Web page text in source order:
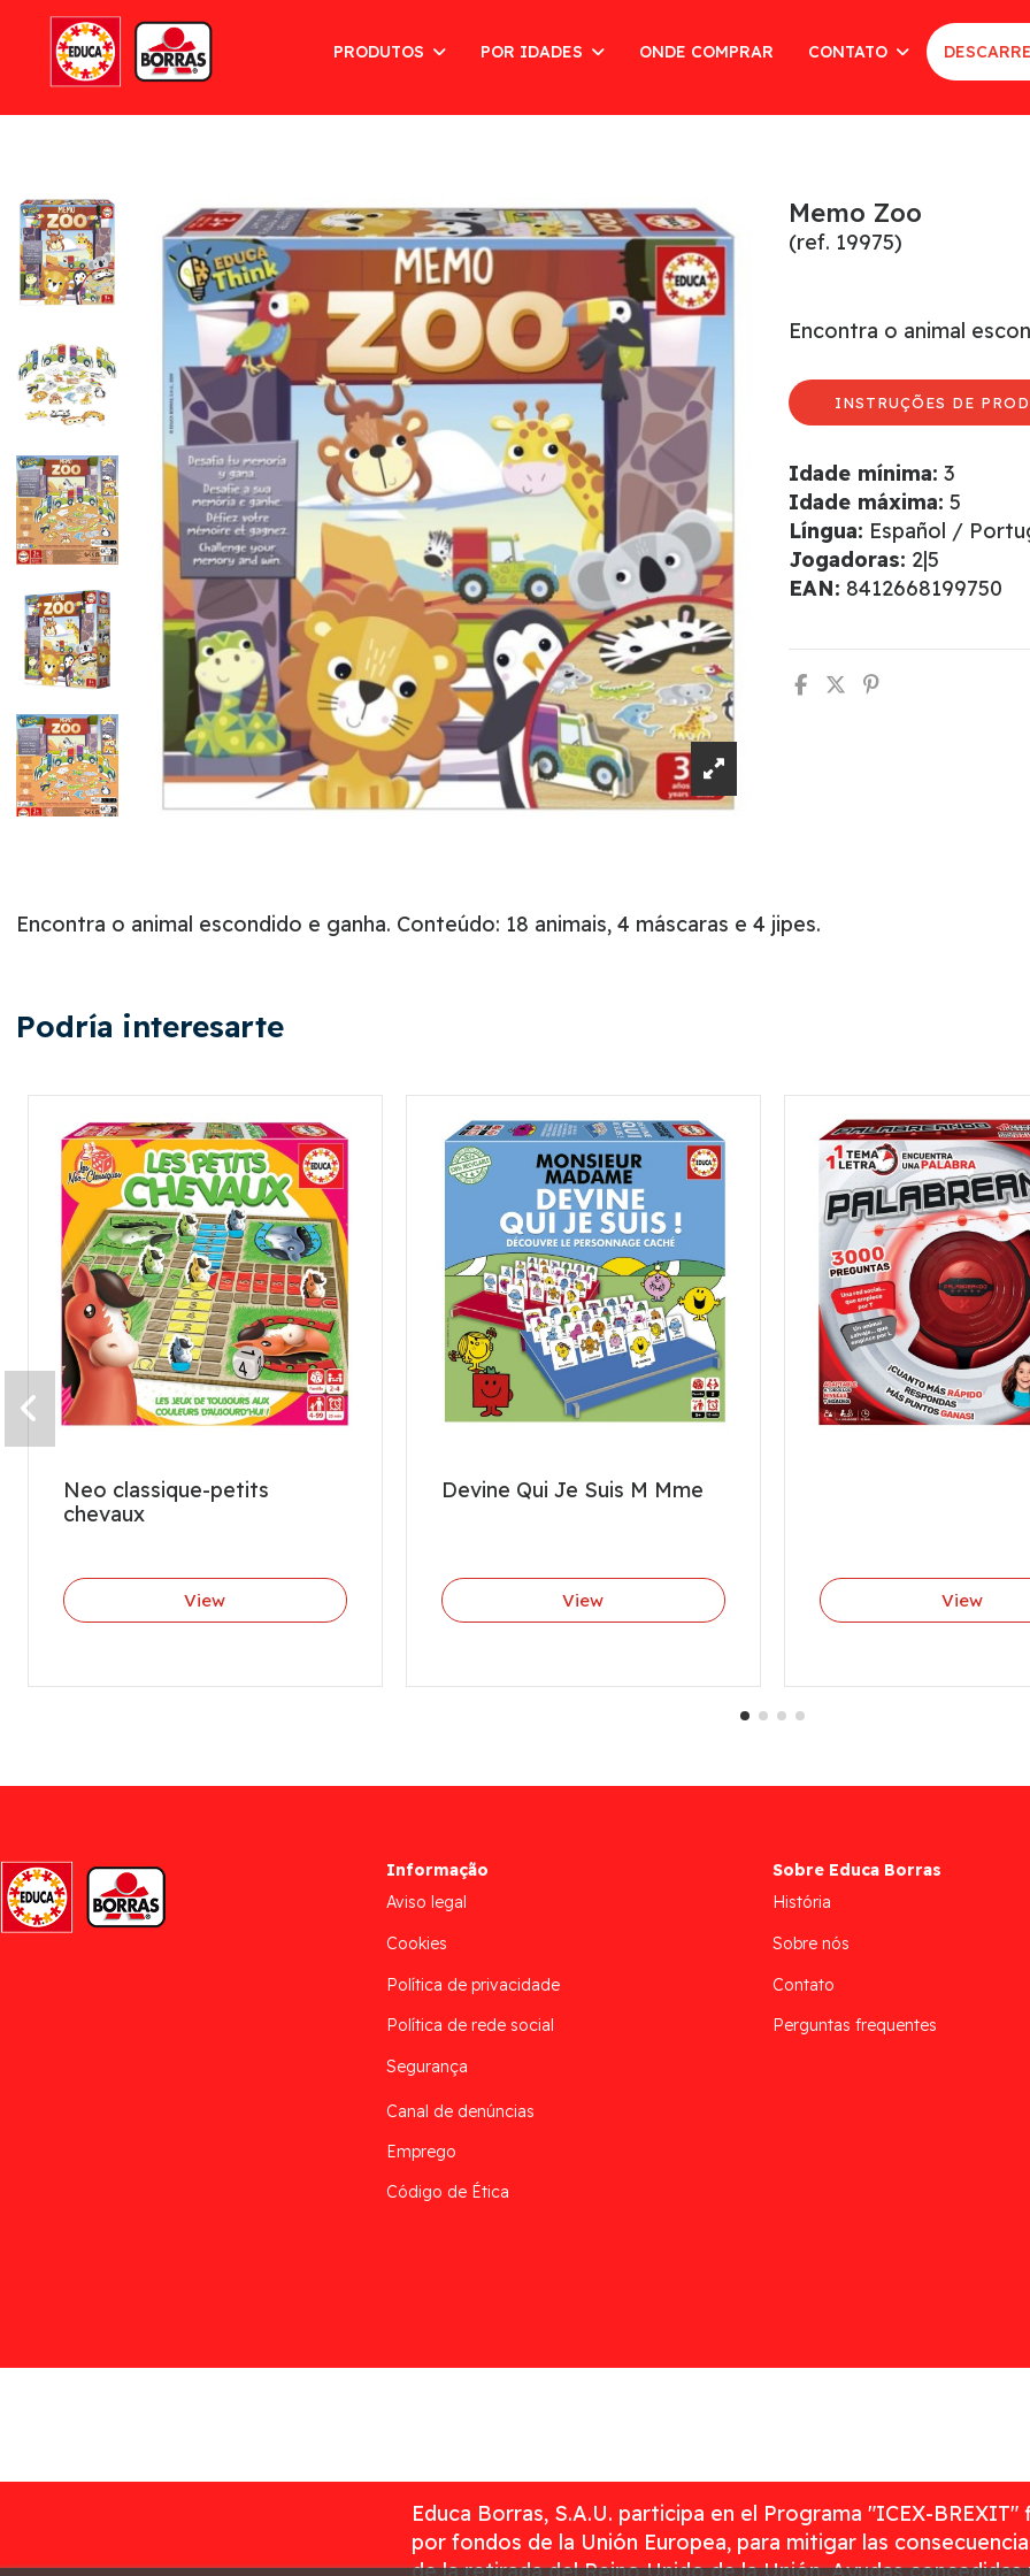
PRODUTOS POR IDADES ONDE COMPRAR CONTATO
Memo Zoo
(ref. 19975)
Encontra o animal
INSTRUÇÕES DE
Idade mínima: 3
Idade máxima: 5
Língua: Español /
Jogadoras: 2|5
EAN: 8412668199750
Encontra o animal escondido e ganha. Conteúdo: 18 animais, 4 máscaras e 4 jipes.
Podría interesarte
Neo classique-petits
chevaux
View
Devine Qui Je Suis M Mme
View View
Informação
Aviso legal
Cookies
Política de privacidade
Política de rede social
Segurança
Canal de denúncias
Emprego
Código de Ética
Sobre Educa Borras
História
Sobre nós
Contato
Perguntas frequentes
Educa Borras, S.A.U. participa en el Programa "ICEX-BREXIT"
por fondos de la Unión Europea, para mitigar las